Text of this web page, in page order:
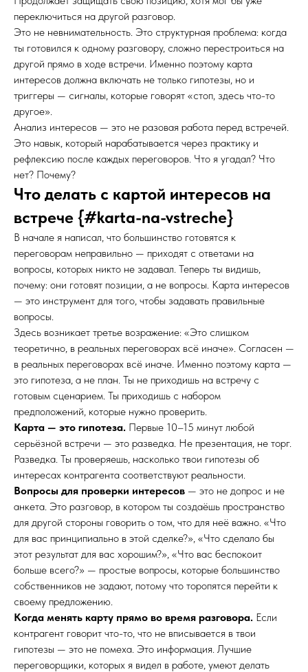
переключиться на другой разговор.
Это не невнимательность. Это структурная проблема: когда
ты готовился к одному разговору, сложно перестроиться на
другой прямо в ходе встречи. Именно поэтому карта
интересов должна включать не только гипотезы, но и
триггеры — сигналы, которые говорят «стоп, здесь что-то
другое».
Анализ интересов — это не разовая работа перед встречей.
Это навык, который нарабатывается через практику и
рефлексию после каждых переговоров. Что я угадал? Что
нет? Почему?
Что делать с картой интересов на
встрече {#karta-na-vstreche}
В начале я написал, что большинство готовятся к
переговорам неправильно — приходят с ответами на
вопросы, которых никто не задавал. Теперь ты видишь,
почему: они готовят позиции, а не вопросы. Карта интересов
— это инструмент для того, чтобы задавать правильные
вопросы.
Здесь возникает третье возражение: «Это слишком
теоретично, в реальных переговорах всё иначе». Согласен —
в реальных переговорах всё иначе. Именно поэтому карта —
это гипотеза, а не план. Ты не приходишь на встречу с
готовым сценарием. Ты приходишь с набором
предположений, которые нужно проверить.
Карта — это гипотеза. Первые 10–15 минут любой
серьёзной встречи — это разведка. Не презентация, не торг.
Разведка. Ты проверяешь, насколько твои гипотезы об
интересах контрагента соответствуют реальности.
Вопросы для проверки интересов — это не допрос и не
анкета. Это разговор, в котором ты создаёшь пространство
для другой стороны говорить о том, что для неё важно. «Что
для вас принципиально в этой сделке?», «Что сделало бы
этот результат для вас хорошим?», «Что вас беспокоит
больше всего?» — простые вопросы, которые большинство
собственников не задают, потому что торопятся перейти к
своему предложению.
Когда менять карту прямо во время разговора. Если
контрагент говорит что-то, что не вписывается в твои
гипотезы — это не помеха. Это информация. Лучшие
переговорщики, которых я видел в работе, умеют делать